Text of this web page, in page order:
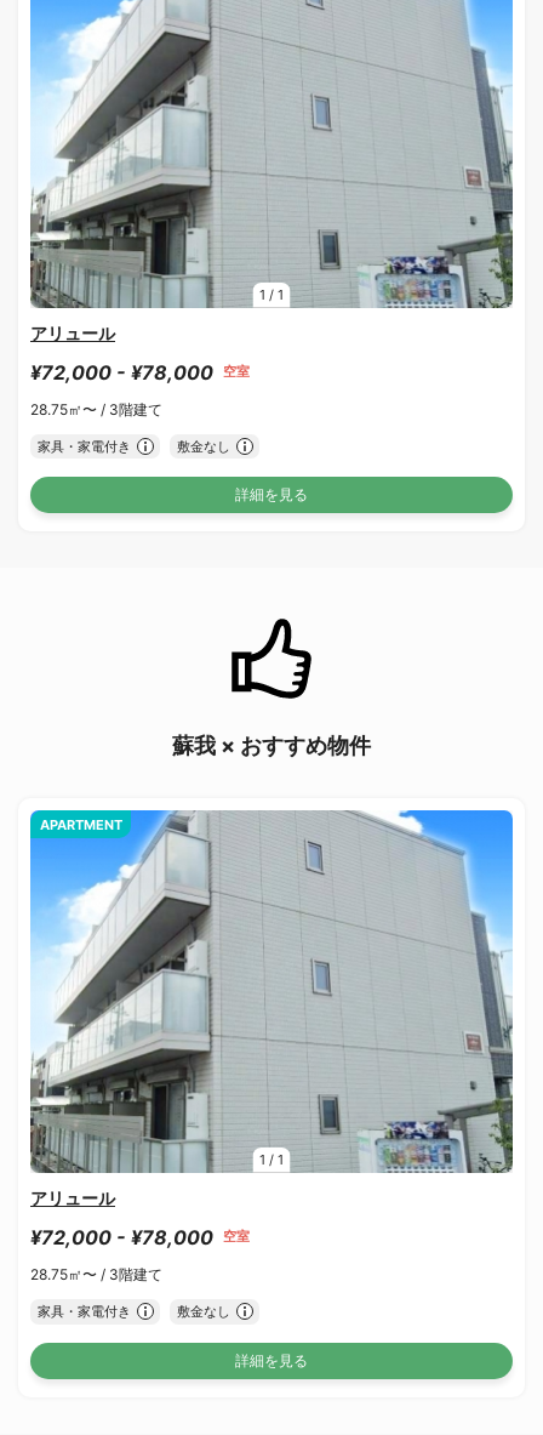
1 / 1
アリュール
¥72,000 - ¥78,000 空室
28.75㎡〜 / 3階建て
家具・家電付き 敷金なし
詳細を見る
蘇我 × おすすめ物件
1 / 1
APARTMENT
アリュール
¥72,000 - ¥78,000 空室
28.75㎡〜 / 3階建て
家具・家電付き 敷金なし
詳細を見る